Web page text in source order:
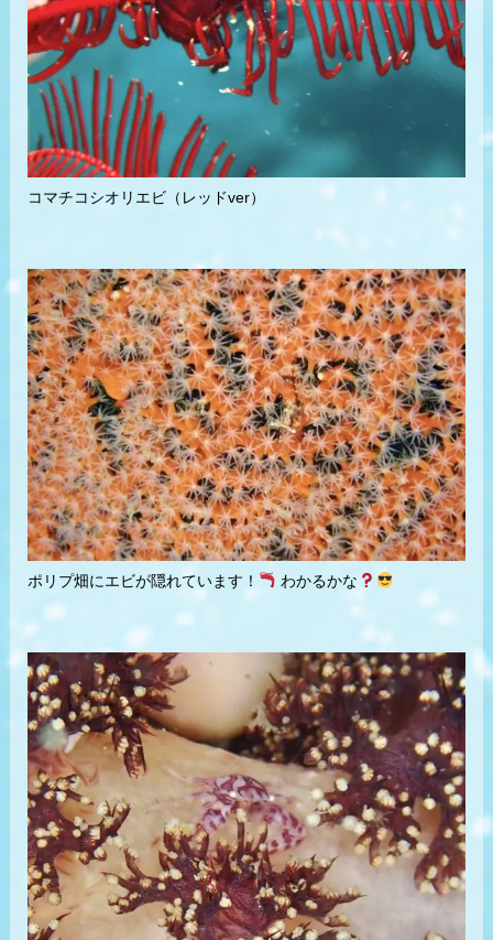
コマチコシオリエビ（レッドver）
ポリプ畑にエビが隠れています！ わかるかな